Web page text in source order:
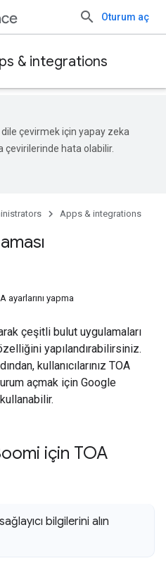
Oturum aç
& integrations
çevirmek için yapay zeka
çevirilerinde hata olabilir.
Apps & integrations
ayarlarını yapma
çeşitli bulut uygulamaları
yapılandırabilirsiniz.
kullanıcılarınız TOA
açmak için Google
için TOA
bilgilerini alın